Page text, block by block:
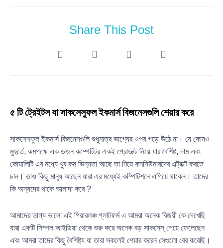
Share This Post
৫ টি ট্রেইটস যা সাকসেস্ফুল ইকমার্স বিজনেসগুলি শেয়ার করে
সাকসেসফুল ইকমার্স বিজনেসগুলি শুধুমাত্র ভাগ্যের ওপর গড়ে উঠে না। যে কোনও
মুহুর্তে, কমপক্ষে এক ডজন কম্পেটিটর একই প্রোডাক্ট নিয়ে যার বৈশিষ্ট, দাম এবং
কোয়ালিটি এর মধ্যে খুব কম ভিন্নতা আছে তা নিয়ে কনসিউমারদের এট্রাক্ট করতে
চান। তাও কিছু মানুষ আছেন যারা এর মধ্যেই কম্পিটিশনে এগিয়ে থাকেন। তাদের
কি অন্যদের থাকে আলাদা করে ?
আমাদের ভাগ্য ভালো এই গিয়ারলঞ্চ প্লাটফর্ম এ আমরা অনেক বিজয়ী কে দেখেছি
যারা একটি সিম্পল আইডিয়া থেকে শুরু করে অনেক বড় সাকসেস্ পেয়ে ফেলেছেন
এবং আমরা তাদের কিছু বৈশিষ্ট্য যা তারা সকলেই শেয়ার করেন সেগুলো বের করেছি।